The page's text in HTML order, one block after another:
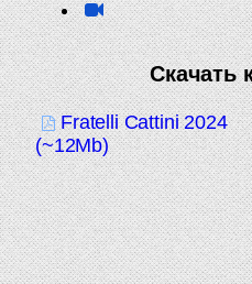
Скачать
Fratelli Cattini 2024
(~12Mb)